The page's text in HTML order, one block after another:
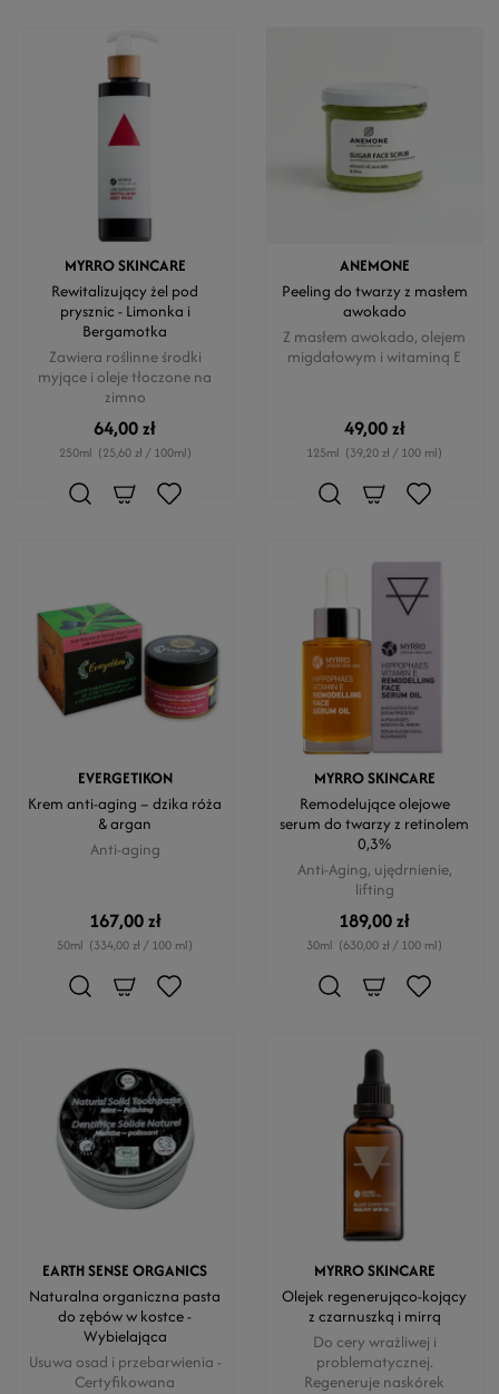
MYRRO SKINCARE
Rewitalizujący żel pod
prysznic - Limonka i
Bergamotka
Zawiera roślinne środki
myjące i oleje tłoczone na
zimno
64,00 zł
250ml (25,60 zł / 100ml)
ANEMONE
Peeling do twarzy z masłem
awokado
Z masłem awokado, olejem
migdałowym i witaminą E
49,00 zł
125ml (39,20 zł / 100 ml)
EVERGETIKON
Krem anti-aging – dzika róża
& argan
Anti-aging
167,00 zł
50ml (334,00 zł / 100 ml)
MYRRO SKINCARE
Remodelujące olejowe
serum do twarzy z retinolem
0,3%
Anti-Aging, ujędrnienie,
lifting
189,00 zł
30ml (630,00 zł / 100 ml)
EARTH SENSE ORGANICS
Naturalna organiczna pasta
do zębów w kostce -
Wybielająca
Usuwa osad i przebarwienia -
Certyfikowana
MYRRO SKINCARE
Olejek regenerująco-kojący
z czarnuszką i mirrą
Do cery wrażliwej i
problematycznej.
Regeneruje naskórek